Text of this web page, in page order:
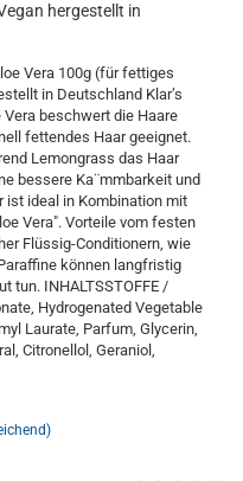
hergestellt in
Vera 100g (für fettiges
in Deutschland Klar’s
beschwert die Haare
fettendes Haar geeignet.
Lemongrass das Haar
bessere Ka¨mmbarkeit und
ist ideal in Kombination mit
Vera". Vorteile vom festen
Flüssig-Conditionern, wie
können langfristig
tun. INHALTSSTOFFE /
Hydrogenated Vegetable
Laurate, Parfum, Glycerin,
Citronellol, Geraniol,